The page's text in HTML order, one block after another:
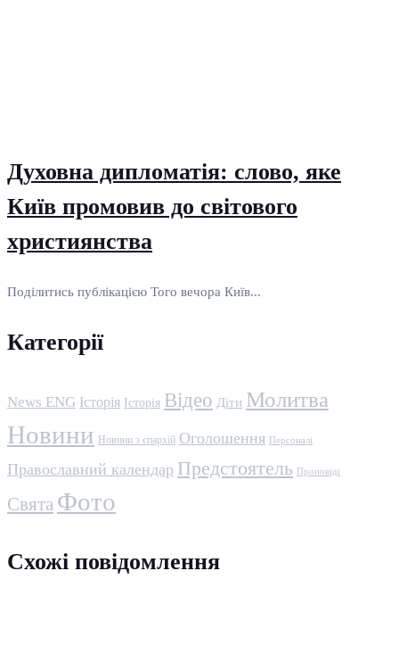
Духовна дипломатія: слово, яке
Київ промовив до світового
християнства
Поділитись публікацією Того вечора Київ...
Категорії
News ENG Історія Історія Відео Діти Молитва
Новини Новини з єпархій Оголошення Персоналі
Православний календар Предстоятель Проповіді
Свята Фото
Схожі повідомлення